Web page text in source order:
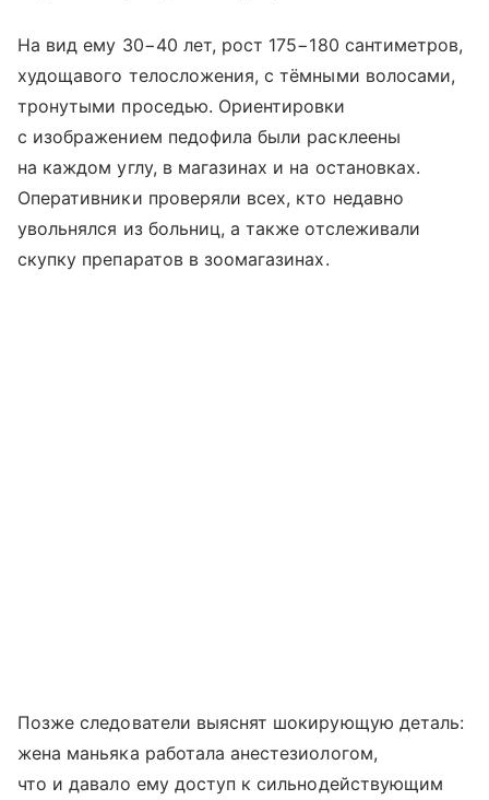
На вид ему 30−40 лет, рост 175−180 сантиметров,
худощавого телосложения, с тёмными волосами,
тронутыми проседью. Ориентировки
с изображением педофила были расклеены
на каждом углу, в магазинах и на остановках.
Оперативники проверяли всех, кто недавно
увольнялся из больниц, а также отслеживали
скупку препаратов в зоомагазинах.
Позже следователи выяснят шокирующую деталь:
жена маньяка работала анестезиологом,
что и давало ему доступ к сильнодействующим